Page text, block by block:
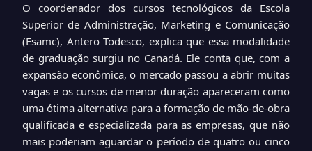
O coordenador dos cursos tecnológicos da Escola
Superior de Administração, Marketing e Comunicação
(Esamc), Antero Todesco, explica que essa modalidade
de graduação surgiu no Canadá. Ele conta que, com a
expansão econômica, o mercado passou a abrir muitas
vagas e os cursos de menor duração apareceram como
uma ótima alternativa para a formação de mão-de-obra
qualificada e especializada para as empresas, que não
mais poderiam aguardar o período de quatro ou cinco